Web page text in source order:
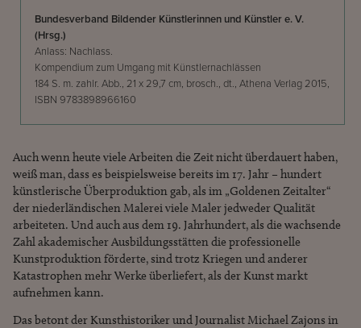
Bundesverband Bildender Künstlerinnen und Künstler e. V.
(Hrsg.)
Anlass: Nachlass.
Kompendium zum Umgang mit Künstlernachlässen
184 S. m. zahlr. Abb., 21 x 29,7 cm, brosch., dt., Athena Verlag 2015,
ISBN 9783898966160
Auch wenn heute viele Arbeiten die Zeit nicht überdauert haben,
weiß man, dass es beispielsweise bereits im 17. Jahr – hundert
künstlerische Überproduktion gab, als im „Goldenen Zeitalter“
der niederländischen Malerei viele Maler jedweder Qualität
arbeiteten. Und auch aus dem 19. Jahrhundert, als die wachsende
Zahl akademischer Ausbildungsstätten die professionelle
Kunstproduktion förderte, sind trotz Kriegen und anderer
Katastrophen mehr Werke überliefert, als der Kunst markt
aufnehmen kann.
Das betont der Kunsthistoriker und Journalist Michael Zajons in